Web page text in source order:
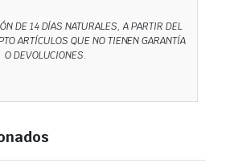
DE 14 DÍAS NATURALES, A PARTIR DEL
ARTÍCULOS QUE NO TIENEN GARANTÍA
O DEVOLUCIONES.